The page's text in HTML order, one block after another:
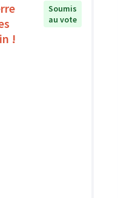
!
Soumis
au vote